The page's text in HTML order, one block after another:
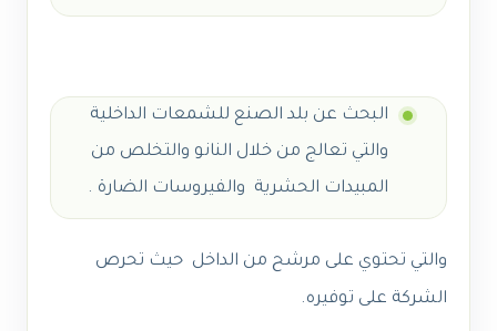
البحث عن بلد الصنع للشمعات الداخلية
والتي تعالج من خلال النانو والتخلص من
المبيدات الحشرية والفيروسات الضارة .
والتي تحتوي على مرشح من الداخل حيث تحرص
الشركة على توفيره.